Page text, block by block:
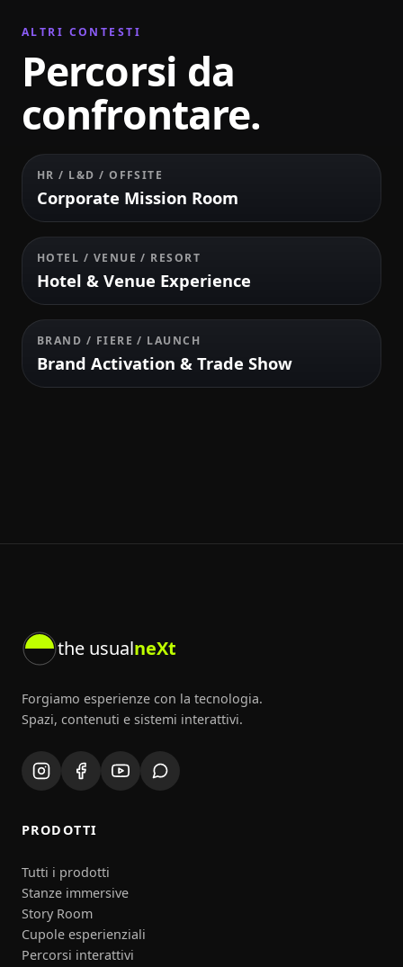
ALTRI CONTESTI
Percorsi da
confrontare.
HR / L&D / OFFSITE
Corporate Mission Room
HOTEL / VENUE / RESORT
Hotel & Venue Experience
BRAND / FIERE / LAUNCH
Brand Activation & Trade Show
the usualneXt
Forgiamo esperienze con la tecnologia.
Spazi, contenuti e sistemi interattivi.
PRODOTTI
Tutti i prodotti
Stanze immersive
Story Room
Cupole esperienziali
Percorsi interattivi